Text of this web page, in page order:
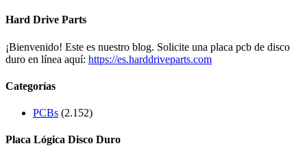
Hard Drive Parts
¡Bienvenido! Este es nuestro blog. Solicite una placa pcb de disco
duro en línea aquí: https://es.harddriveparts.com
Categorías
PCBs (2.152)
Placa Lógica Disco Duro